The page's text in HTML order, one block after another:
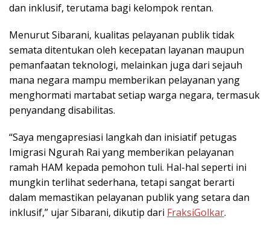
dan inklusif, terutama bagi kelompok rentan.
Menurut Sibarani, kualitas pelayanan publik tidak
semata ditentukan oleh kecepatan layanan maupun
pemanfaatan teknologi, melainkan juga dari sejauh
mana negara mampu memberikan pelayanan yang
menghormati martabat setiap warga negara, termasuk
penyandang disabilitas.
“Saya mengapresiasi langkah dan inisiatif petugas
Imigrasi Ngurah Rai yang memberikan pelayanan
ramah HAM kepada pemohon tuli. Hal-hal seperti ini
mungkin terlihat sederhana, tetapi sangat berarti
dalam memastikan pelayanan publik yang setara dan
inklusif,” ujar Sibarani, dikutip dari FraksiGolkar.